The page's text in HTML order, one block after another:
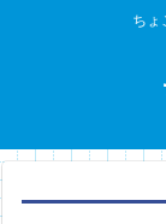
ちょ